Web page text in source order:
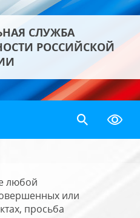
СЛУЖБА
РОССИЙСКОЙ
любой
или
просьба